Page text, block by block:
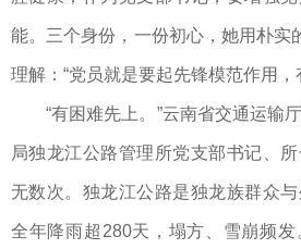
能。三个身份，一份初心，她用朴实
理解：“党员就是要起先锋模范作用，
“有困难先上。”云南省交通运输
局独龙江公路管理所党支部书记、
无数次。独龙江公路是独龙族群众与
全年降雨超280天，塌方、雪崩频